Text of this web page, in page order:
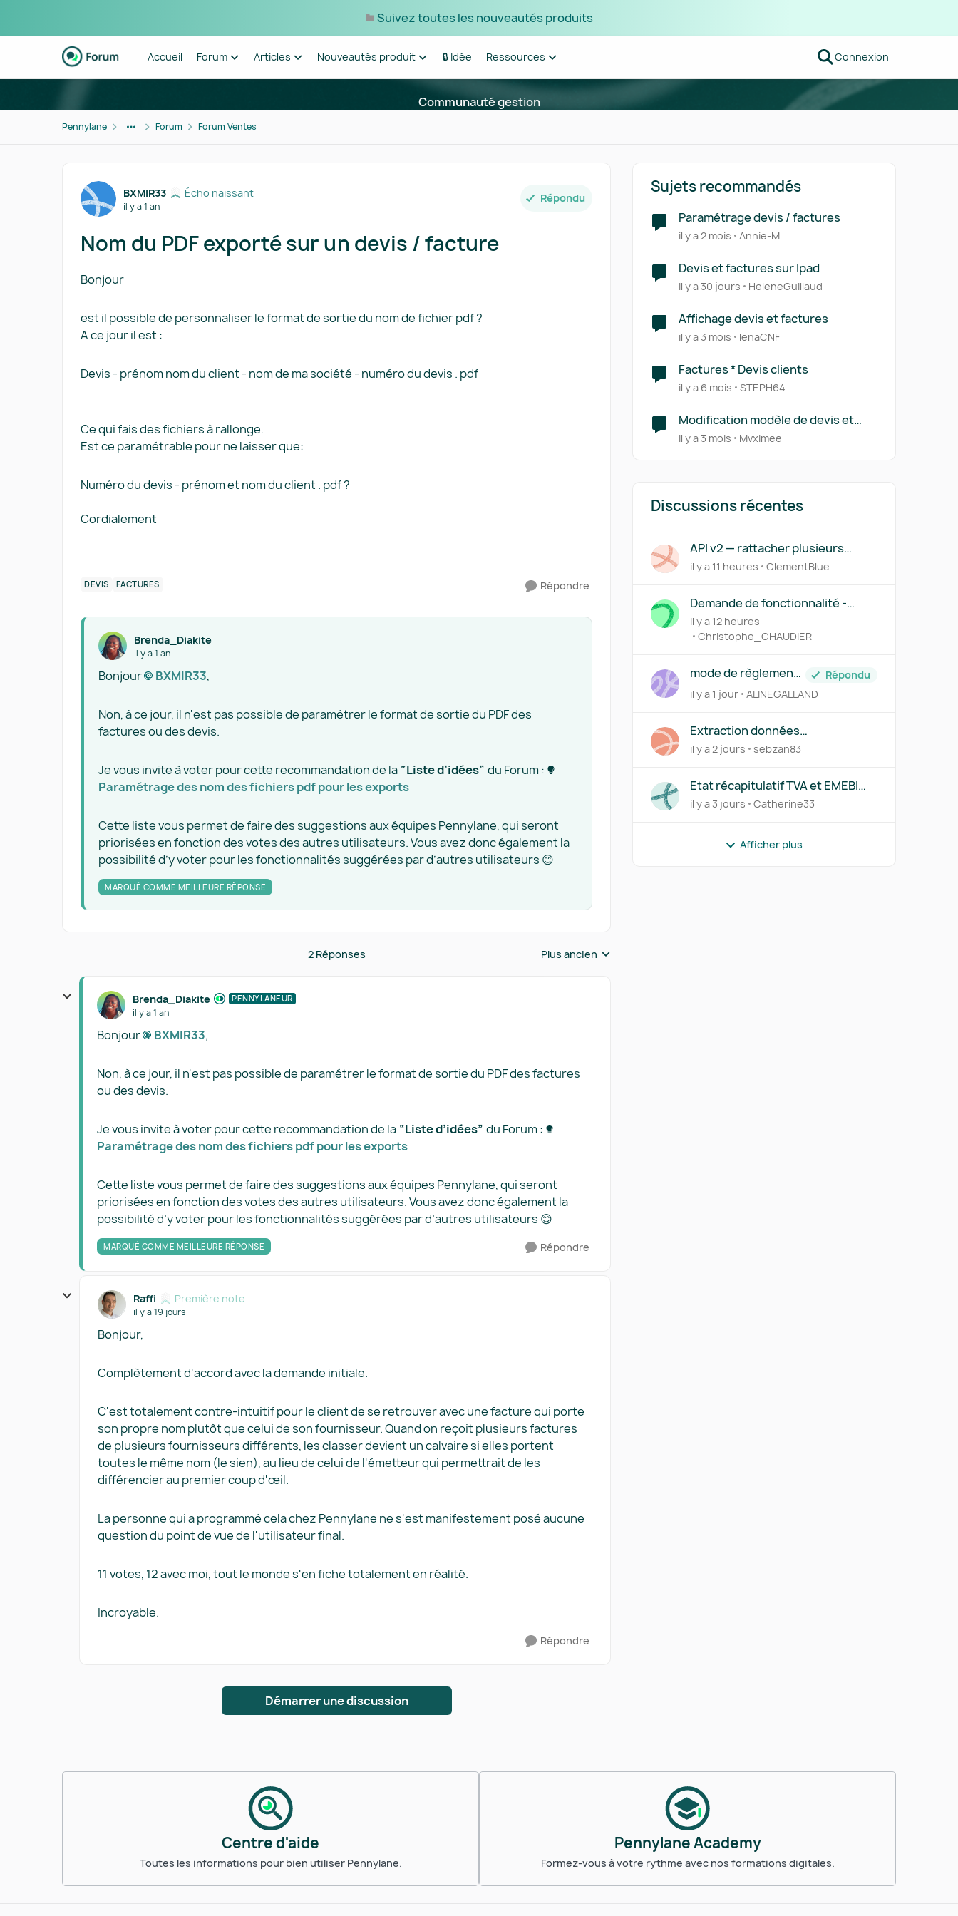
Suivez toutes les nouveautés produits
Passer au contenu
Accueil Forum Articles Nouveautés produit 🔒 Idée Ressources Connexion
Communauté gestion
Pennylane Forum Forum Ventes
Forum Discussion
BXMIR33 Écho naissant
il y a 1 an
Répondu
Nom du PDF exporté sur un devis / facture
Bonjour
est il possible de personnaliser le format de sortie du nom de fichier pdf ?
A ce jour il est :
Devis - prénom nom du client - nom de ma société - numéro du devis . pdf
Ce qui fais des fichiers à rallonge.
Est ce paramétrable pour ne laisser que:
Numéro du devis - prénom et nom du client . pdf ?
Cordialement
DEVIS FACTURES Répondre
Brenda_Diakite
il y a 1 an
Bonjour BXMIR33​,
Non, à ce jour, il n'est pas possible de paramétrer le format de sortie du PDF des
factures ou des devis.
Je vous invite à voter pour cette recommandation de la “Liste d’idées” du Forum :
Paramétrage des nom des fichiers pdf pour les exports​
Cette liste vous permet de faire des suggestions aux équipes Pennylane, qui seront
priorisées en fonction des votes des autres utilisateurs. Vous avez donc également la
possibilité d’y voter pour les fonctionnalités suggérées par d’autres utilisateurs 😊
MARQUÉ COMME MEILLEURE RÉPONSE
2 Réponses Réponses triées par
Plus ancien
Brenda_Diakite PENNYLANEUR
il y a 1 an
Bonjour BXMIR33​,
Non, à ce jour, il n'est pas possible de paramétrer le format de sortie du PDF des factures
ou des devis.
Je vous invite à voter pour cette recommandation de la “Liste d’idées” du Forum :
Paramétrage des nom des fichiers pdf pour les exports​
Cette liste vous permet de faire des suggestions aux équipes Pennylane, qui seront
priorisées en fonction des votes des autres utilisateurs. Vous avez donc également la
possibilité d’y voter pour les fonctionnalités suggérées par d’autres utilisateurs 😊
MARQUÉ COMME MEILLEURE RÉPONSE Répondre
Raffi Première note
il y a 19 jours
Bonjour,
Complètement d'accord avec la demande initiale.
C'est totalement contre-intuitif pour le client de se retrouver avec une facture qui porte
son propre nom plutôt que celui de son fournisseur. Quand on reçoit plusieurs factures
de plusieurs fournisseurs différents, les classer devient un calvaire si elles portent
toutes le même nom (le sien), au lieu de celui de l'émetteur qui permettrait de les
différencier au premier coup d'œil.
La personne qui a programmé cela chez Pennylane ne s'est manifestement posé aucune
question du point de vue de l'utilisateur final.
11 votes, 12 avec moi, tout le monde s'en fiche totalement en réalité.
Incroyable.
Répondre
Démarrer une discussion
Sujets recommandés
Paramétrage devis / factures
il y a 2 mois Annie-M
Devis et factures sur Ipad
il y a 30 jours HeleneGuillaud
Affichage devis et factures
il y a 3 mois lenaCNF
Factures * Devis clients
il y a 6 mois STEPH64
Modification modèle de devis et
factures
il y a 3 mois Mvximee
Discussions récentes
API v2 — rattacher plusieurs
factures (acompte/solde) à un
même devis
il y a 11 heures ClementBlue
Demande de fonctionnalité -
Règles de catégorisation basées
sur le contenu OCR des factures
il y a 12 heures
Christophe_CHAUDIER
mode de règlement
= chèque
Répondu
il y a 1 jour ALINEGALLAND
Extraction données
devis/factures - Macro
il y a 2 jours sebzan83
Etat récapitulatif TVA et EMEBI
(DEB)
il y a 3 jours Catherine33
Afficher plus
Centre d'aide
Toutes les informations pour bien utiliser Pennylane.
Pennylane Academy
Formez-vous à votre rythme avec nos formations digitales.